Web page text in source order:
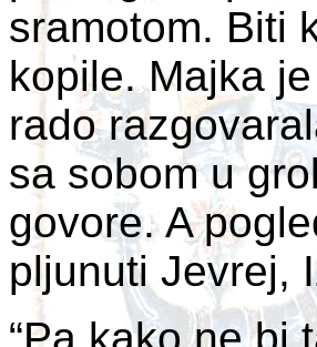
sramotom. Biti
kopile. Majka
rado
sa sobom u
govore. A
pljunuti Jevrej,